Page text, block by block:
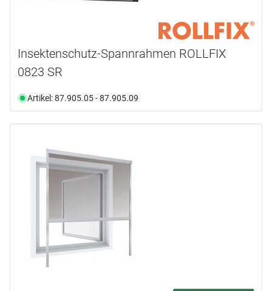
Insektenschutz-Spannrahmen ROLLFIX
0823 SR
Artikel: 87.905.05 - 87.905.09